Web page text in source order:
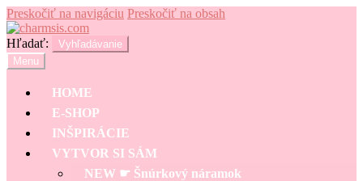
Preskočiť na navigáciu Preskočiť na obsah
Hľadať:
Vyhľadávanie
Menu
HOME
E-SHOP
INŠPIRÁCIE
VYTVOR SI SÁM
NEW ☛ Šnúrkový náramok